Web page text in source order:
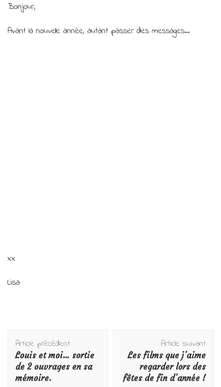
clairs
Bonjour,
Avant la nouvelle année, autant passer des messages…
xx
Lisa
Navigation
d'article
Article précédent
Louis et moi… sortie
de 2 ouvrages en sa
mémoire.
Article suivant
Les films que j’aime
regarder lors des
fêtes de fin d’année !